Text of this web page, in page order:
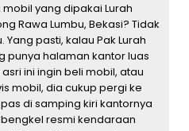
mobil yang dipakai Lurah
Rawa Lumbu, Bekasi? Tidak
Yang pasti, kalau Pak Lurah
punya halaman kantor luas
ini ingin beli mobil, atau
mobil, dia cukup pergi ke
di samping kiri kantornya
resmi kendaraan